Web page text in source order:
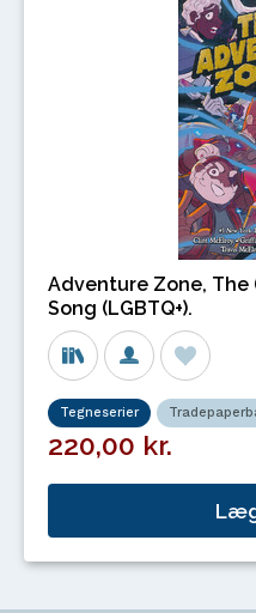
Adventure Zone, The
Song (LGBTQ+).
Tegneserier
220,00 kr.